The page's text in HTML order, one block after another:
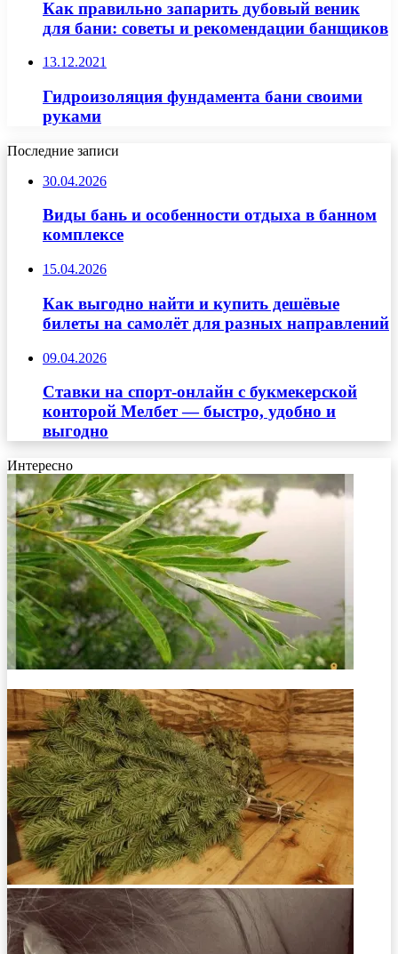
Как правильно запарить дубовый веник
для бани: советы и рекомендации банщиков
13.12.2021
Гидроизоляция фундамента бани своими
руками
Последние записи
30.04.2026
Виды бань и особенности отдыха в банном
комплексе
15.04.2026
Как выгодно найти и купить дешёвые
билеты на самолёт для разных направлений
09.04.2026
Ставки на спорт-онлайн с букмекерской
конторой Мелбет — быстро, удобно и
выгодно
Интересно